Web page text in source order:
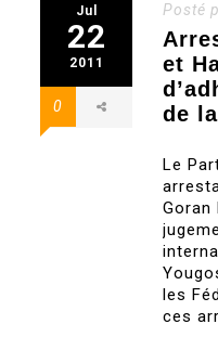
Jul
22
2011
0
Posté
et
de
Le
Goran
les
ces